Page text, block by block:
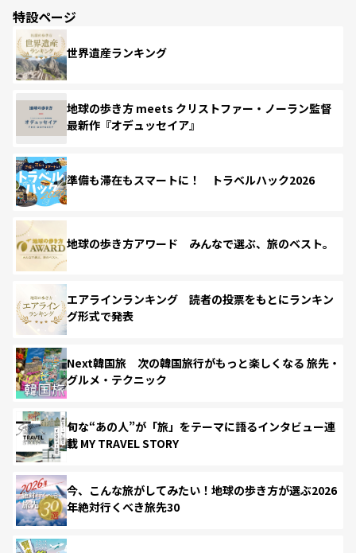
特設ページ
世界遺産ランキング
地球の歩き方 meets クリストファー・ノーラン監督
最新作『オデュッセイア』
準備も滞在もスマートに！ トラベルハック2026
地球の歩き方アワード みんなで選ぶ、旅のベスト。
エアラインランキング 読者の投票をもとにランキン
グ形式で発表
Next韓国旅 次の韓国旅行がもっと楽しくなる 旅先・
グルメ・テクニック
旬な“あの人”が「旅」をテーマに語るインタビュー連
載 MY TRAVEL STORY
今、こんな旅がしてみたい！地球の歩き方が選ぶ2026
年絶対行くべき旅先30